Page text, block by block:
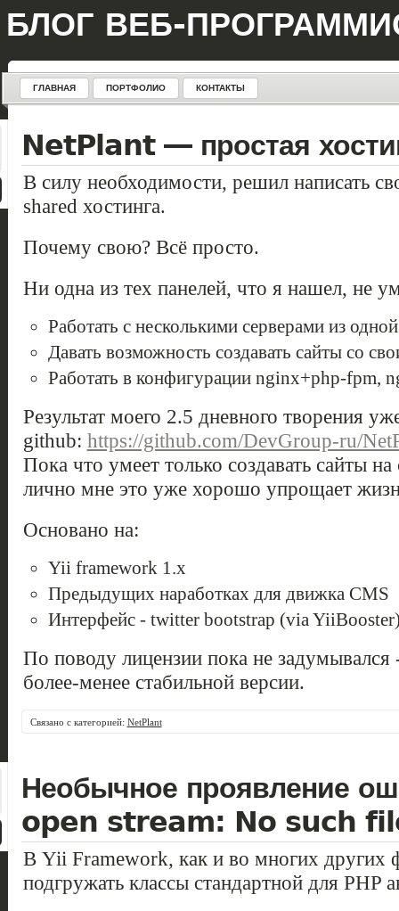
БЛОГ ВЕБ-
ГЛАВНАЯ ПОРТФОЛИО КОНТАКТЫ
NetPlant — простая
В силу необходимости, решил написать
shared хостинга.
Почему свою? Всё просто.
Ни одна из тех панелей, что я нашел, не
Работать с несколькими серверами из
Давать возможность создавать сайты со
Работать в конфигурации nginx+php-fpm,
Результат моего 2.5 дневного творения
github: https://github.com/DevGroup-ru/
Пока что умеет только создавать сайты
лично мне это уже хорошо упрощает
Основано на:
Yii framework 1.x
Предыдущих наработках для движка CMS
Интерфейс - twitter bootstrap (via
По поводу лицензии пока не задумывался
более-менее стабильной версии.
Связано с категорией: NetPlant
Необычное проявление
open stream: No such
В Yii Framework, как и во многих других
подгружать классы стандартной для PHP